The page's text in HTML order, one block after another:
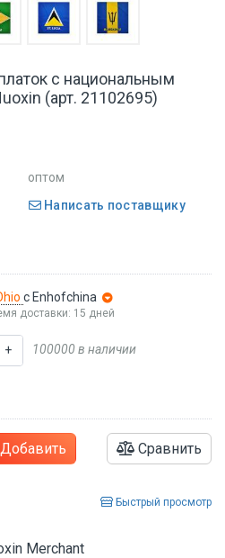
с национальным
(арт. 21102695)
оптом
Написать поставщику
с Enhofchina
доставки: 15 дней
+ 100000 в наличии
Добавить Сравнить
Быстрый просмотр
Merchant